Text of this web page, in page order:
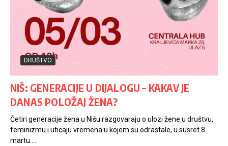
DRUŠTVO
NIŠ: GENERACIJE U DIJALOGU – KAKAV JE
DANAS POLOŽAJ ŽENA?
Četiri generacije žena u Nišu razgovaraju o ulozi žene u društvu,
feminizmu i uticaju vremena u kojem su odrastale, u susret 8.
martu....